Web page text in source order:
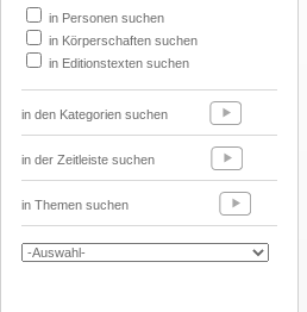
in Personen suchen
in Körperschaften suchen
in Editionstexten suchen
in den Kategorien suchen
in der Zeitleiste suchen
in Themen suchen